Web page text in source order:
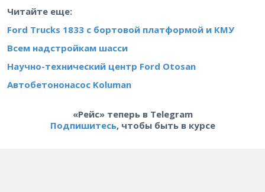
Читайте еще:
Ford Trucks 1833 с бортовой платформой и КМУ
Всем надстройкам шасси
Научно-технический центр Ford Otosan
Автобетононасос Koluman
«Рейс» теперь в Telegram
Подпишитесь, чтобы быть в курсе